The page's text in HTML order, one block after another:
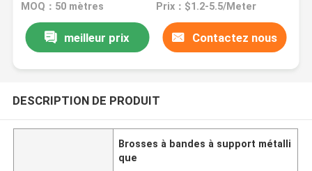
MOQ：50 mètres Prix：$1.2-5.5/Meter
meilleur prix Contactez nous
DESCRIPTION DE PRODUIT
Brosses à bandes à support métalli
que